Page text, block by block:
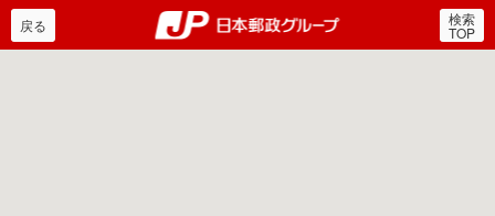
郵便局・日本郵政グルー
戻る 検索
TOP